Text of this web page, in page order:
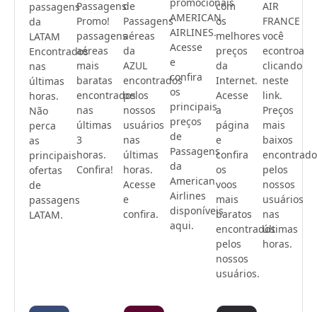
passagens
da
LATAM
Encontrados
nas
últimas
horas.
Não
perca
as
principais
ofertas
de
passagens
LATAM.
Passagens
Promo!
passagens
aéreas
mais
baratas
encontrados
nas
últimas
3
horas.
Confira!
de
Passagens
aéreas
da
AZUL
encontrados
pelos
nossos
usuários
nas
últimas
horas.
Acesse
e
confira.
AMERICAN
AIRLINES.
Acesse
e
confira
os
principais
preços
de
Passagens
da
American
Airlines
disponíveis
aqui.
com
os
melhores
preços
da
Internet.
Acesse
a
página
e
confira
os
voos
mais
baratos
encontrados
pelos
nossos
usuários.
AIR
FRANCE
você
econtroa
clicando
neste
link.
Preços
mais
baixos
pelos
nossos
usuários
nas
últimas
horas.